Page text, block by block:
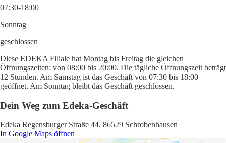
07:30-18:00
Sonntag
geschlossen
Diese EDEKA Filiale hat Montag bis Freitag die gleichen
Öffnungszeiten: von 08:00 bis 20:00. Die tägliche Öffnungszeit beträgt
12 Stunden. Am Samstag ist das Geschäft von 07:30 bis 18:00
geöffnet. Am Sonntag bleibt das Geschäft geschlossen.
Dein Weg zum Edeka-Geschäft
Edeka Regensburger Straße 44, 86529 Schrobenhausen
In Google Maps öffnen